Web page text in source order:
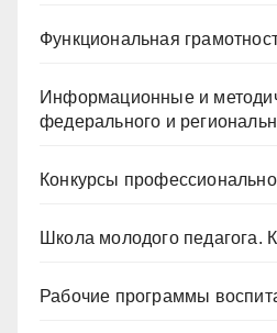
Функциональная
Информационные и
федерального и
Конкурсы
Школа молодого педагога.
Рабочие программы